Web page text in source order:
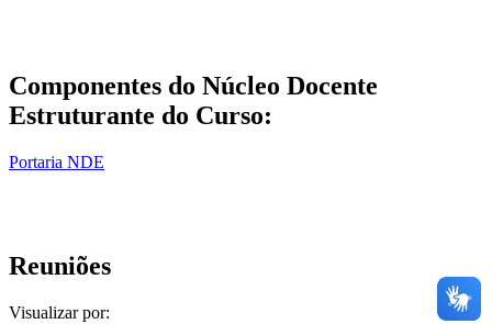
Componentes do Núcleo Docente
Estruturante do Curso:
Portaria NDE
Reuniões
Visualizar por: